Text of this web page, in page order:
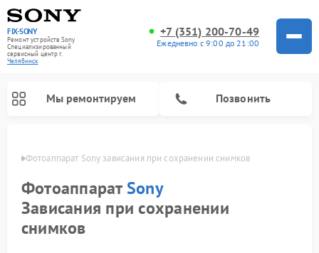
FIX-SONY
Ремонт устройств Sony
Специализированный
cервисный центр г.
Челябинск
+7 (351) 200-70-49
Ежедневно с 9:00 до 21:00
Мы ремонтируем Позвонить
Фотоаппарат Sony зависания при сохранении снимков
ФотоаппаратSony
Зависания при сохранении
снимков